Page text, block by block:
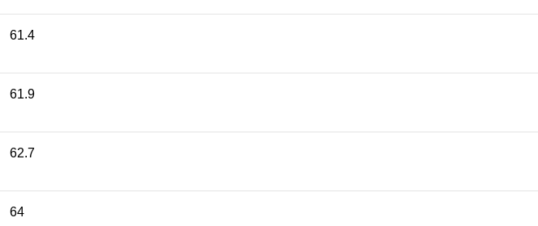
61.4
61.9
62.7
64